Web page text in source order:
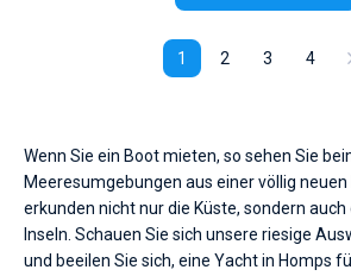
1 2 3 4
Wenn Sie ein Boot mieten, so sehen Sie
Meeresumgebungen aus einer völlig
erkunden nicht nur die Küste, sondern
Inseln. Schauen Sie sich unsere riesige
und beeilen Sie sich, eine Yacht in Homps